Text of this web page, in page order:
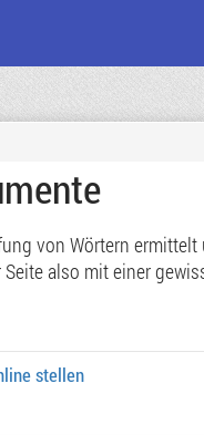
von Wörtern
also mit einer
stellen